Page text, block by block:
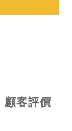
顧客評價